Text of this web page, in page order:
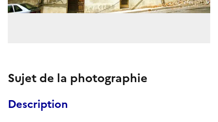
Sujet de la photographie
Description